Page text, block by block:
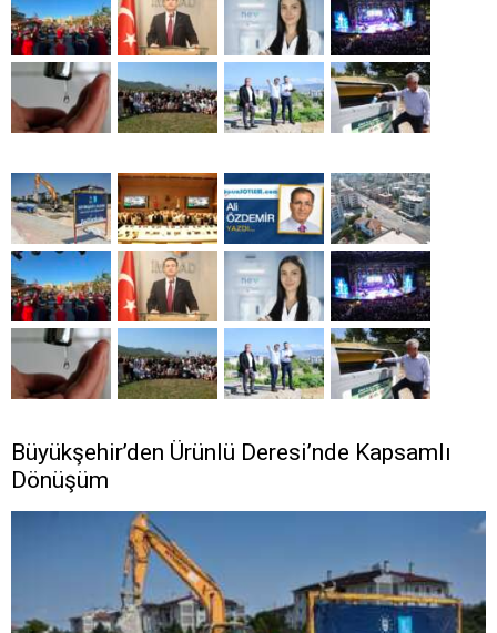
Büyükşehir’den Ürünlü Deresi’nde Kapsamlı
Dönüşüm